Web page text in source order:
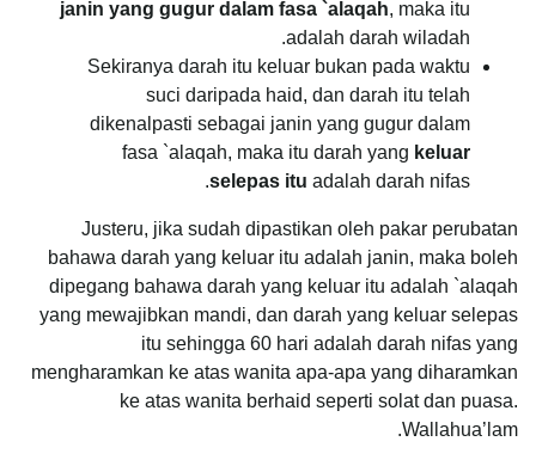
janin yang gugur dalam fasa `alaqah, maka itu
adalah darah wiladah.
Sekiranya darah itu keluar bukan pada waktu
suci daripada haid, dan darah itu telah
dikenalpasti sebagai janin yang gugur dalam
fasa `alaqah, maka itu darah yang keluar
selepas itu adalah darah nifas.
Justeru, jika sudah dipastikan oleh pakar perubatan
bahawa darah yang keluar itu adalah janin, maka boleh
dipegang bahawa darah yang keluar itu adalah `alaqah
yang mewajibkan mandi, dan darah yang keluar selepas
itu sehingga 60 hari adalah darah nifas yang
mengharamkan ke atas wanita apa-apa yang diharamkan
ke atas wanita berhaid seperti solat dan puasa.
Wallahua’lam.